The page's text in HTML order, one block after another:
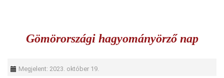
Gömörországi hagyományörző nap
Megjelent: 2023. október 19.